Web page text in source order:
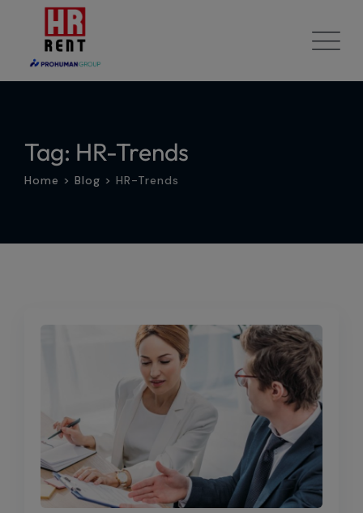
Tag: HR-Trends
Home > Blog > HR-Trends